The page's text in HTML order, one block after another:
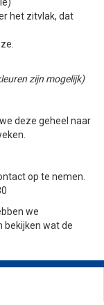
het zitvlak, dat
zijn mogelijk)
deze geheel naar
op te nemen.
we
bekijken wat de